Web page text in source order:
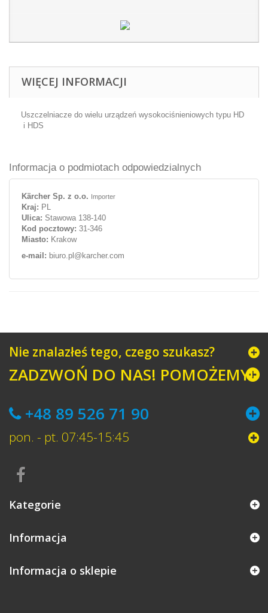
WIĘCEJ INFORMACJI
Uszczelniacze do wielu urządzeń wysokociśnieniowych typu HD
i HDS
Informacja o podmiotach odpowiedzialnych
Kärcher Sp. z o.o. Importer
Kraj: PL
Ulica: Stawowa 138-140
Kod pocztowy: 31-346
Miasto: Krakow
e-mail: biuro.pl@karcher.com
Nie znalazłeś tego, czego szukasz?
ZADZWOŃ DO NAS! POMOŻEMY!
+48 89 526 71 90
pon. - pt. 07:45-15:45
Kategorie
Informacja
Informacja o sklepie